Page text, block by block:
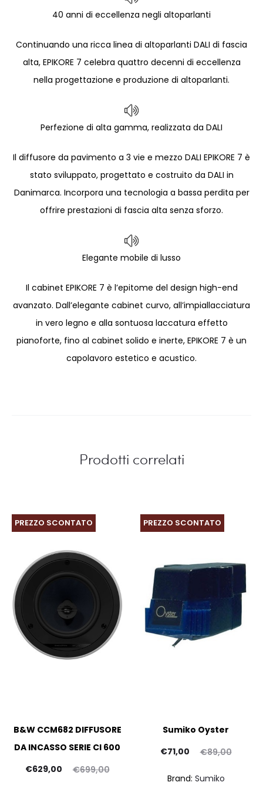
40 anni di eccellenza negli altoparlanti
Continuando una ricca linea di altoparlanti DALI di fascia
alta, EPIKORE 7 celebra quattro decenni di eccellenza
nella progettazione e produzione di altoparlanti.
Perfezione di alta gamma, realizzata da DALI
Il diffusore da pavimento a 3 vie e mezzo DALI EPIKORE 7 è
stato sviluppato, progettato e costruito da DALI in
Danimarca. Incorpora una tecnologia a bassa perdita per
offrire prestazioni di fascia alta senza sforzo.
Elegante mobile di lusso
Il cabinet EPIKORE 7 è l’epitome del design high-end
avanzato. Dall’elegante cabinet curvo, all’impiallacciatura
in vero legno e alla sontuosa laccatura effetto
pianoforte, fino al cabinet solido e inerte, EPIKORE 7 è un
capolavoro estetico e acustico.
Prodotti correlati
PREZZO SCONTATO
B&W CCM682 DIFFUSORE
DA INCASSO SERIE CI 600
€699,00
Il
€629,00
PREZZO SCONTATO
Sumiko Oyster
€89,00
Il
€71,00
Brand: Sumiko